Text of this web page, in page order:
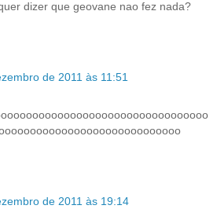
dizer que geovane nao fez nada?
de 2011 às 11:51
de 2011 às 19:14